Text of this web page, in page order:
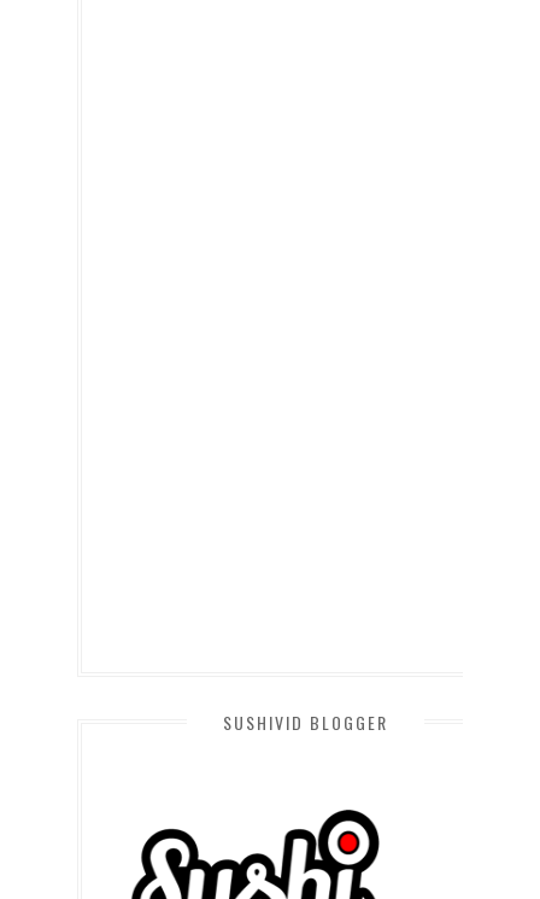
SUSHIVID BLOGGER